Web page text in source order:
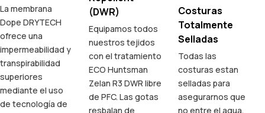
La membrana
Dope DRYTECH
ofrece una
impermeabilidad y
transpirabilidad
superiores
mediante el uso
de tecnología de
(DWR)
Equipamos todos
nuestros tejidos
con el tratamiento
ECO Huntsman
Zelan R3 DWR libre
de PFC. Las gotas
resbalan de
Costuras
Totalmente
Selladas
Todas las
costuras estan
selladas para
asegurarnos que
no entre el agua.